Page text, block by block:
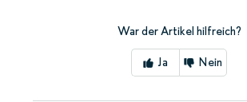
War der Artikel hilfreich?
Ja Nein